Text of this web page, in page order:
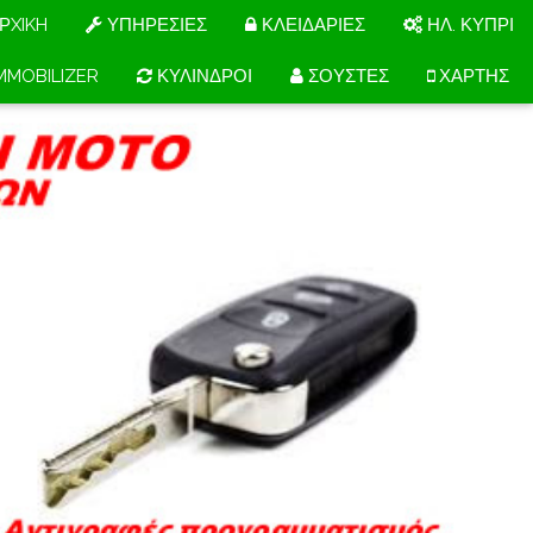
ΥΠΗΡΕΣΙΕΣ ΚΛΕΙΔΑΡΙΕΣ ΗΛ. ΚΥΠΡΙ
ΚΥΛΙΝΔΡΟΙ ΣΟΥΣΤΕΣ ΧΑΡΤΗΣ